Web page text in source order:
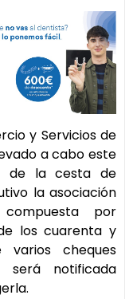
y Servicios de
a cabo este
de la cesta de
la asociación
por
los cuarenta y
varios cheques
será notificada